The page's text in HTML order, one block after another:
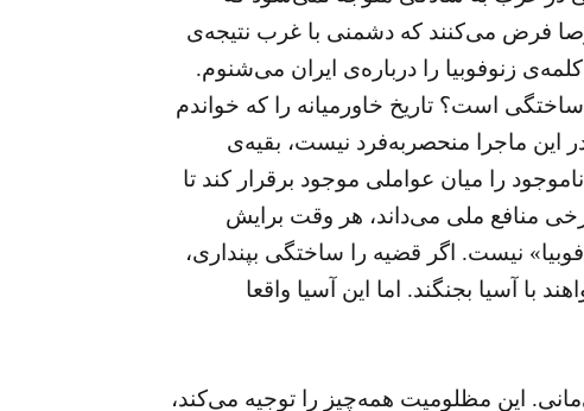
فرض می‌کنند که دشمنی با غرب نتیجه‌ی
زنوفوبیا را درباره‌ی ایران می‌شنوم.
است؟ تاریخ خاورمیانه را که خواندم
این ماجرا منحصربه‌فرد نیست، بقیه‌ی
را میان عواملی موجود برقرار کند تا
منافع ملی‌ می‌داند، هر وقت برایش
نیست. اگر قضیه را ساختگی بپنداری،
آسیا بجنگند. اما این آسیا واقعا
این مظلومیت همه‌چیز را توجیه می‌کند،